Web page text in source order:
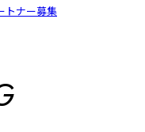
トナー募集